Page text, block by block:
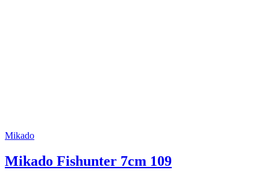
Mikado
Mikado Fishunter 7cm 109